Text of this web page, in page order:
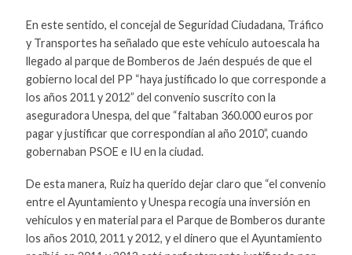
En este sentido, el concejal de Seguridad Ciudadana, Tráfico
y Transportes ha señalado que este vehículo autoescala ha
llegado al parque de Bomberos de Jaén después de que el
gobierno local del PP “haya justificado lo que corresponde a
los años 2011 y 2012” del convenio suscrito con la
aseguradora Unespa, del que “faltaban 360.000 euros por
pagar y justificar que correspondían al año 2010”, cuando
gobernaban PSOE e IU en la ciudad.
De esta manera, Ruiz ha querido dejar claro que “el convenio
entre el Ayuntamiento y Unespa recogía una inversión en
vehículos y en material para el Parque de Bomberos durante
los años 2010, 2011 y 2012, y el dinero que el Ayuntamiento